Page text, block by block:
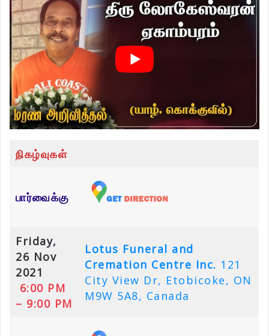
நிகழ்வுகள்
பார்வைக்கு
Friday,
26 Nov
2021
6:00 PM
– 9:00 PM
Lotus Funeral and
Cremation Centre Inc. 121
City View Dr, Etobicoke, ON
M9W 5A8, Canada